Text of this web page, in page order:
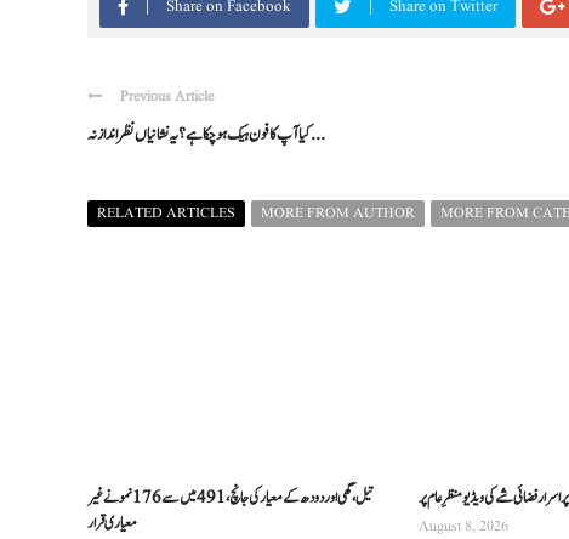
Share on Facebook Share on Twitter
Previous Article
کیا آپ کا فون ہیک ہوچکا ہے؟ یہ نشانیاں نظر انداز نہ ...
RELATED ARTICLES MORE FROM AUTHOR MORE FROM
تیل، گھی اور دودھ کے معیار کی جانچ، 491 میں سے 176 نمونے غیر
معیاری قرار
فضائی شے کی ویڈیو منظرِ عام پر
August 8, 2026